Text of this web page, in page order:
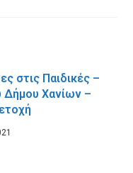
στις Παιδικές –
Δήμου Χανίων –